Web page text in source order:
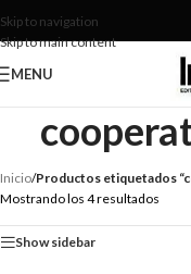
Skip to navigation
Skip to main content
MENU
Inicio/Productos etiquetados
Mostrando los 4 resultados
Show sidebar